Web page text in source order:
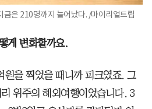
은 210명까지 늘어났다. /마이리얼트립
게 변화할까요.
원을 찍었을 때니까 피크였죠. 그
위주의 해외여행이었습니다. 3